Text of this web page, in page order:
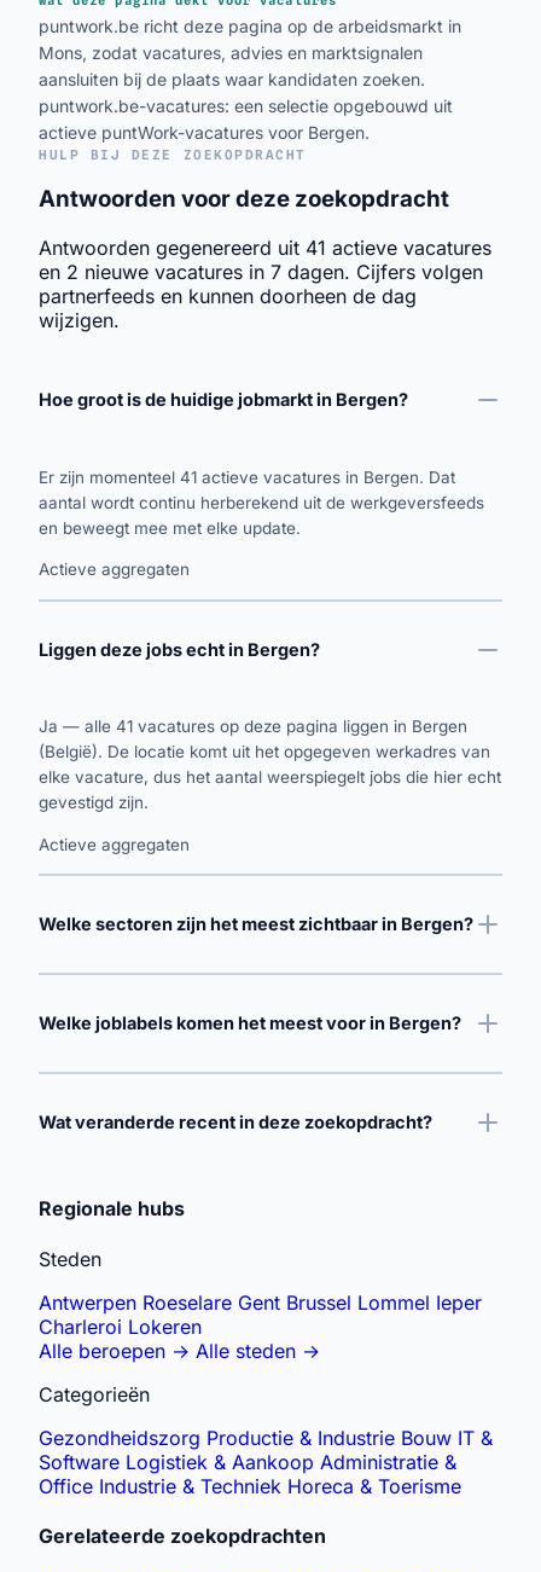
puntwork.be richt deze pagina op de arbeidsmarkt in
Mons, zodat vacatures, advies en marktsignalen
aansluiten bij de plaats waar kandidaten zoeken.
puntwork.be-vacatures: een selectie opgebouwd uit
actieve puntWork-vacatures voor Bergen.
HULP BIJ DEZE ZOEKOPDRACHT
Antwoorden voor deze zoekopdracht
Antwoorden gegenereerd uit 41 actieve vacatures
en 2 nieuwe vacatures in 7 dagen. Cijfers volgen
partnerfeeds en kunnen doorheen de dag
wijzigen.
Hoe groot is de huidige jobmarkt in Bergen?
Er zijn momenteel 41 actieve vacatures in Bergen. Dat
aantal wordt continu herberekend uit de werkgeversfeeds
en beweegt mee met elke update.
Actieve aggregaten
Liggen deze jobs echt in Bergen?
Ja — alle 41 vacatures op deze pagina liggen in Bergen
(België). De locatie komt uit het opgegeven werkadres van
elke vacature, dus het aantal weerspiegelt jobs die hier echt
gevestigd zijn.
Actieve aggregaten
Welke sectoren zijn het meest zichtbaar in Bergen?
Welke joblabels komen het meest voor in Bergen?
Wat veranderde recent in deze zoekopdracht?
Gerelateerde zoekopdrachten verkennen
Regionale hubs
Steden
Antwerpen Roeselare Gent Brussel Lommel Ieper
Charleroi Lokeren
Alle beroepen → Alle steden →
Categorieën
Gezondheidszorg Productie & Industrie Bouw IT &
Software Logistiek & Aankoop Administratie &
Office Industrie & Techniek Horeca & Toerisme
Gerelateerde zoekopdrachten